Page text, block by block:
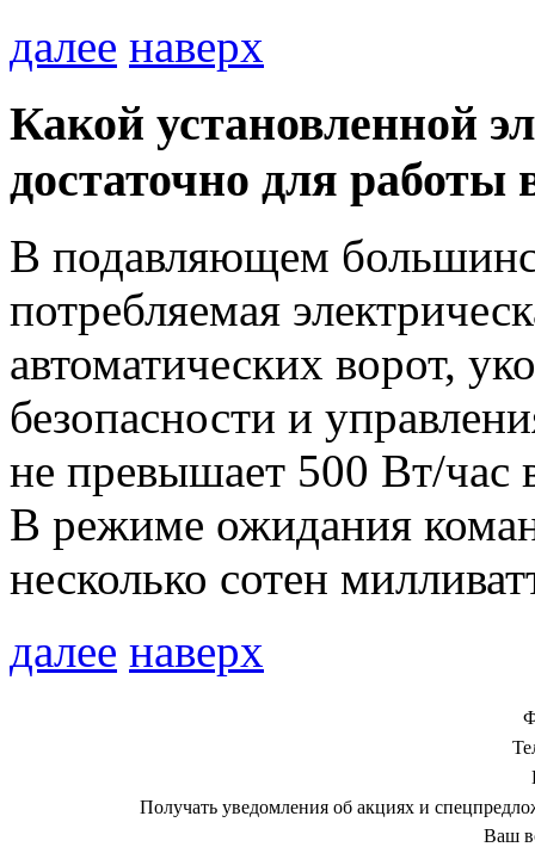
далее наверх
Какой установленной
достаточно для работы
В подавляющем
потребляемая
автоматических ворот,
безопасности и
не превышает 500 Вт/час
В режиме ожидания
несколько сотен
далее наверх
Получать уведомления об акциях и
Ваш